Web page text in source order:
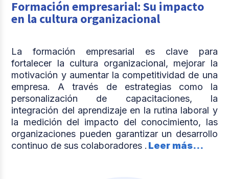
Formación empresarial: Su impacto
en la cultura organizacional
La formación empresarial es clave para
fortalecer la cultura organizacional, mejorar la
motivación y aumentar la competitividad de una
empresa. A través de estrategias como la
personalización de capacitaciones, la
integración del aprendizaje en la rutina laboral y
la medición del impacto del conocimiento, las
organizaciones pueden garantizar un desarrollo
continuo de sus colaboradores . Leer más...